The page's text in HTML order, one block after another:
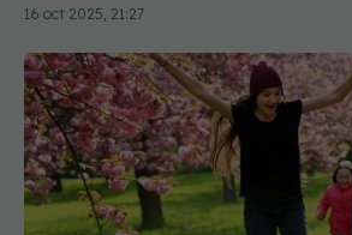
16 oct 2025, 21:27